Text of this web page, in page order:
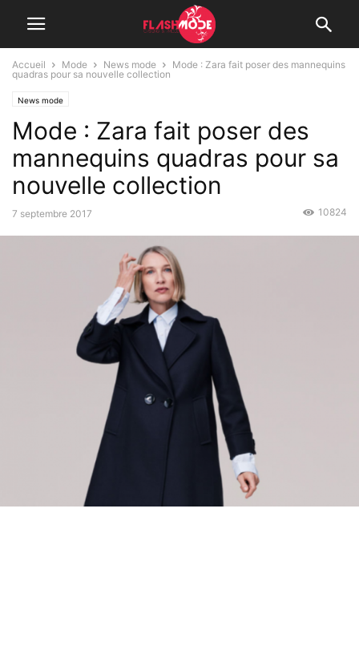
Accueil Mode News mode
Mode : Zara fait poser des mannequins
quadras pour sa nouvelle collection
News mode
Mode : Zara fait poser des
mannequins quadras pour sa
nouvelle collection
7 septembre 2017 10824